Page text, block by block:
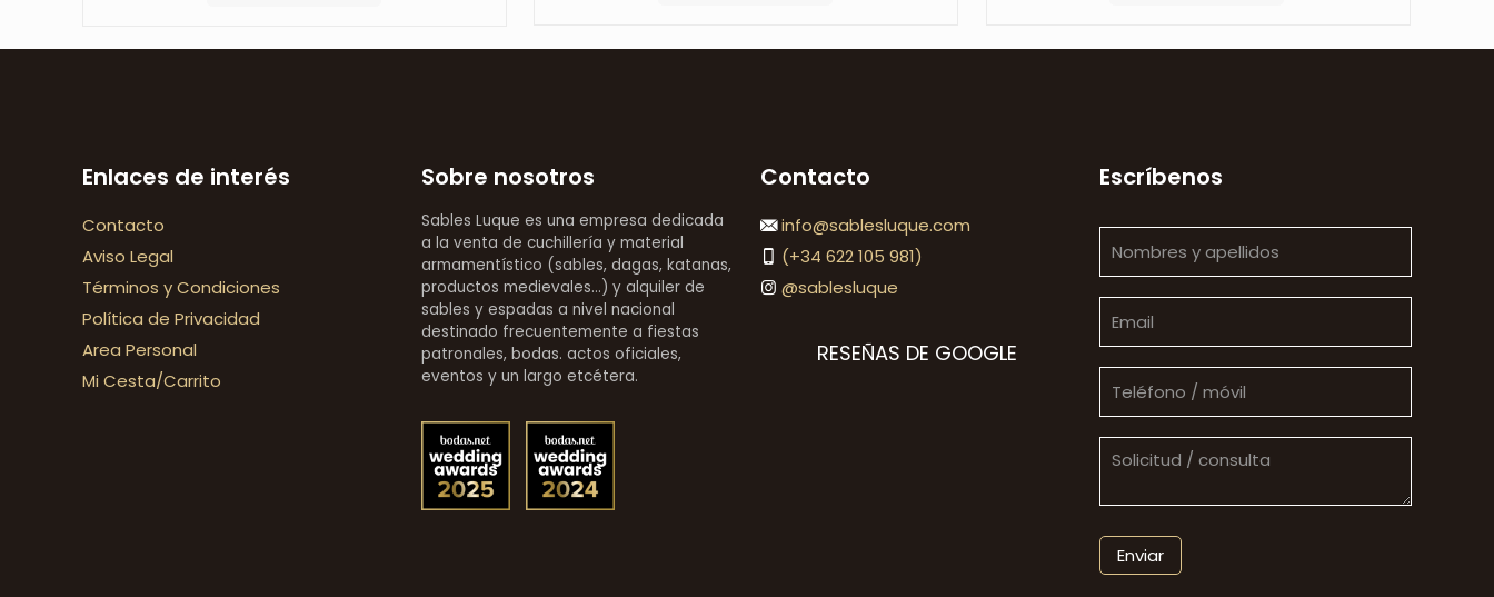
Enlaces de interés
Contacto
Aviso Legal
Términos y Condiciones
Política de Privacidad
Area Personal
Mi Cesta/Carrito
Sobre nosotros
Sables Luque es una empresa dedicada
a la venta de cuchillería y material
armamentístico (sables, dagas, katanas,
productos medievales...) y alquiler de
sables y espadas a nivel nacional
destinado frecuentemente a fiestas
patronales, bodas. actos oficiales,
eventos y un largo etcétera.
Contacto
info@sablesluque.com
(+34 622 105 981)
@sablesluque
RESEÑAS DE GOOGLE
Escríbenos